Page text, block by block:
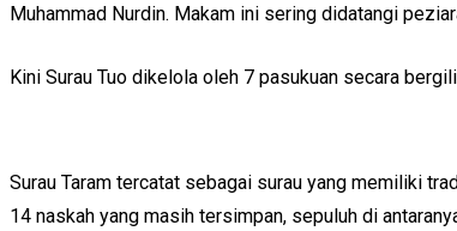
Muhammad Nurdin. Makam ini sering didatangi
Kini Surau Tuo dikelola oleh 7 pasukuan secara
Surau Taram tercatat sebagai surau yang memiliki
14 naskah yang masih tersimpan, sepuluh di